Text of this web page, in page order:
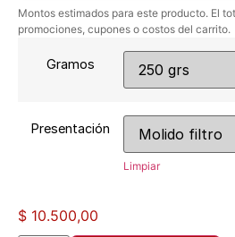
Montos estimados para este producto. El
promociones, cupones o costos del carrito.
Gramos
Presentación
Limpiar
$ 10.500,00